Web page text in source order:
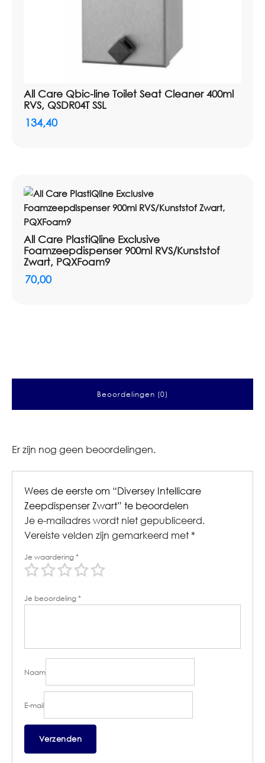
All Care Qbic-line Toilet Seat Cleaner 400ml
RVS, QSDR04T SSL
134,40
All Care PlastiQline Exclusive
Foamzeepdispenser 900ml RVS/Kunststof
Zwart, PQXFoam9
70,00
Beoordelingen (0)
Er zijn nog geen beoordelingen.
Wees de eerste om “Diversey Intellicare
Zeepdispenser Zwart” te beoordelen
Je e-mailadres wordt niet gepubliceerd.
Vereiste velden zijn gemarkeerd met *
Je waardering*
Je beoordeling*
Naam
E-mail